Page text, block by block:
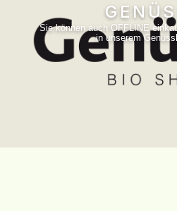
Sie können auch OFFLINE
in unserem